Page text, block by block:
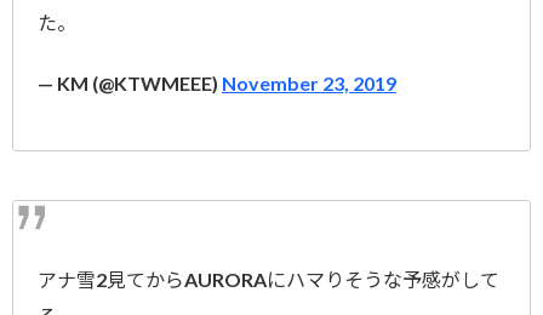
た。
— KM (@KTWMEEE) November 23, 2019
アナ雪2見てからAURORAにハマりそうな予感がして